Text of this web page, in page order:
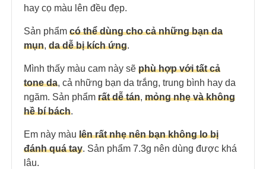
hay cọ màu lên đều đẹp.
Sản phẩm có thể dùng cho cả những bạn da
mụn, da dễ bị kích ứng.
Mình thấy màu cam này sẽ phù hợp với tất cả
tone da, cả những bạn da trắng, trung bình hay da
ngăm. Sản phẩm rất dễ tán, mỏng nhẹ và không
hề bí bách.
Em này màu lên rất nhẹ nên bạn không lo bị
đánh quá tay. Sản phẩm 7.3g nên dùng được khá
lâu.